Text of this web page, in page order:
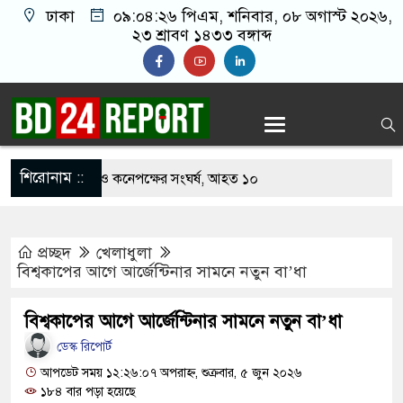
ঢাকা ০৯:০৪:২৭ পিএম, শনিবার, ০৮ অগাস্ট ২০২৬,
২৩ শ্রাবণ ১৪৩৩ বঙ্গাব্দ
শিরোনাম ::
নিয়ে বর ও কনেপক্ষের সংঘর্ষ, আহত ১০
শঙ্কায় দেশজুড়ে পুলিশের সতর্কতা জারি
যুবদল সভাপতি আটক, ভিডিও ভাইরাল
দায়ী থাকবে জামায়াত-এনসিপি: রাশেদ খাঁন
প্রচ্ছদ
খেলাধুলা
বিশ্বকাপের আগে আর্জেন্টিনার সামনে নতুন বা’ধা
বিশ্বকাপের আগে আর্জেন্টিনার সামনে নতুন বা’ধা
ডেস্ক রিপোর্ট
আপডেট সময় ১২:২৬:০৭ অপরাহ্ন, শুক্রবার, ৫ জুন ২০২৬
১৮৪ বার পড়া হয়েছে